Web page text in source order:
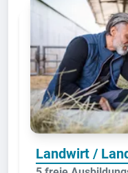
Landwirt /